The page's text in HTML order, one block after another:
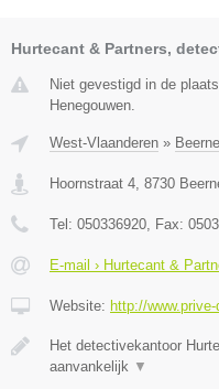
Hurtecant & Partners,
Niet gevestigd in de
Henegouwen.
West-Vlaanderen »
Hoornstraat 4 8730
Tel: 050336920 , Fax:
E-mail › Hurtecant &
Website: http://
Het detectivekantoor
aanvankelijk ▼